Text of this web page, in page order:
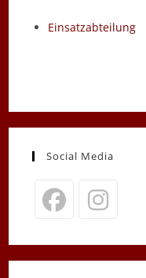
Einsatzabteilung
Social Media
in
in